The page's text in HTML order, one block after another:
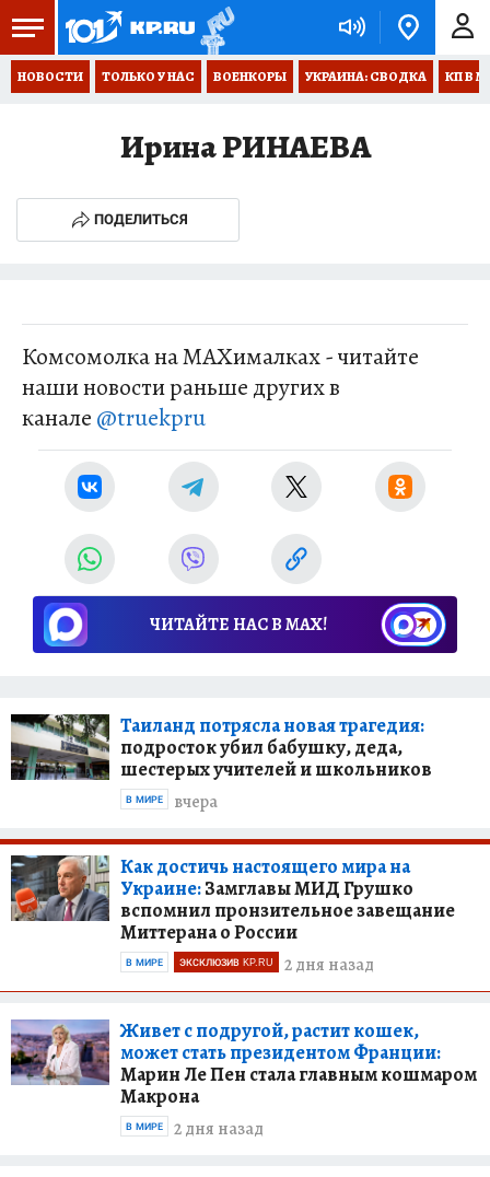
НОВОСТИ ТОЛЬКО У НАС ВОЕНКОРЫ УКРАИНА: СВОДКА КП В
Ирина РИНАЕВА
ПОДЕЛИТЬСЯ
Комсомолка на MAXималках - читайте
наши новости раньше других в
канале @truekpru
ЧИТАЙТЕ НАС В МАХ!
Таиланд потрясла новая трагедия:
подросток убил бабушку, деда,
шестерых учителей и школьников
вчера
В МИРЕ
Как достичь настоящего мира на
Украине:Замглавы МИД Грушко
вспомнил пронзительное завещание
Миттерана о России
2 дня назад
В МИРЕ ЭКСКЛЮЗИВ KP.RU
Живет с подругой, растит кошек,
может стать президентом Франции:
Марин Ле Пен стала главным кошмаром
Макрона
2 дня назад
В МИРЕ